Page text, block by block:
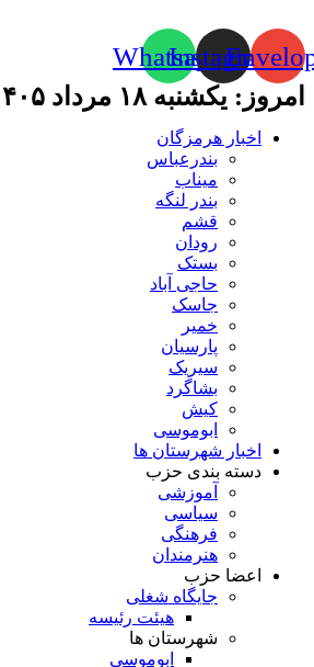
Instagram
Whatsapp
امروز: یکشنبه ۱۸ مرداد ۱۴۰۵
اخبار هرمزگان
بندرعباس
میناب
بندر لنگه
قشم
رودان
بستک
حاجی آباد
جاسک
خمیر
پارسیان
سیریک
بشاگرد
کیش
ابوموسی
اخبار شهرستان ها
دسته بندی حزب
آموزشی
سیاسی
فرهنگی
هنرمندان
اعضا حزب
جایگاه شغلی
هیئت رئیسه
شهرستان ها
ابوموسی